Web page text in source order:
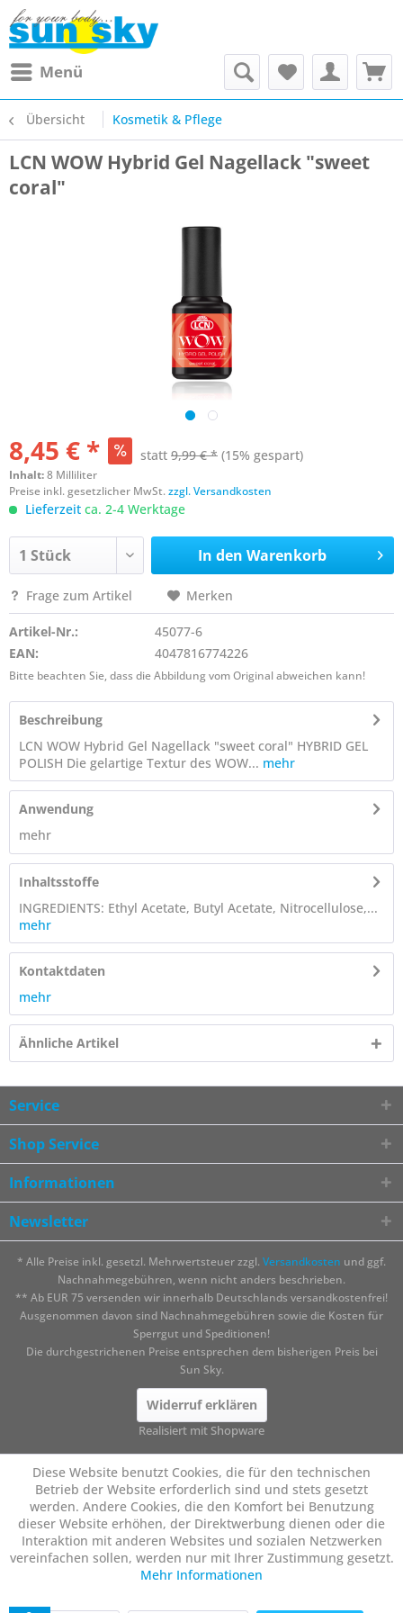
Menü
Übersicht Kosmetik & Pflege
LCN WOW Hybrid Gel Nagellack "sweet
coral"
8,45 € * statt 9,99 € * (15% gespart)
Inhalt:8 Milliliter
Preise inkl. gesetzlicher MwSt.zzgl. Versandkosten
Lieferzeit ca. 2-4 Werktage
In den Warenkorb
Frage zum Artikel Merken
Artikel-Nr.:
45077-6
EAN:
4047816774226
Bitte beachten Sie, dass die Abbildung vom Original abweichen kann!
Beschreibung
LCN WOW Hybrid Gel Nagellack "sweet coral" HYBRID GEL
POLISH Die gelartige Textur des WOW... mehr
Anwendung
mehr
Inhaltsstoffe
INGREDIENTS: Ethyl Acetate, Butyl Acetate, Nitrocellulose,...
mehr
Kontaktdaten
mehr
Ähnliche Artikel
Service
Shop Service
Informationen
Newsletter
* Alle Preise inkl. gesetzl. Mehrwertsteuer zzgl. Versandkosten und ggf.
Nachnahmegebühren, wenn nicht anders beschrieben.
** Ab EUR 75 versenden wir innerhalb Deutschlands versandkostenfrei!
Ausgenommen davon sind Nachnahmegebühren sowie die Kosten für
Sperrgut und Speditionen!
Die durchgestrichenen Preise entsprechen dem bisherigen Preis bei
Sun Sky.
Widerruf erklären
Realisiert mit Shopware
Diese Website benutzt Cookies, die für den technischen
Betrieb der Website erforderlich sind und stets gesetzt
werden. Andere Cookies, die den Komfort bei Benutzung
dieser Website erhöhen, der Direktwerbung dienen oder die
Interaktion mit anderen Websites und sozialen Netzwerken
vereinfachen sollen, werden nur mit Ihrer Zustimmung gesetzt.
Mehr Informationen